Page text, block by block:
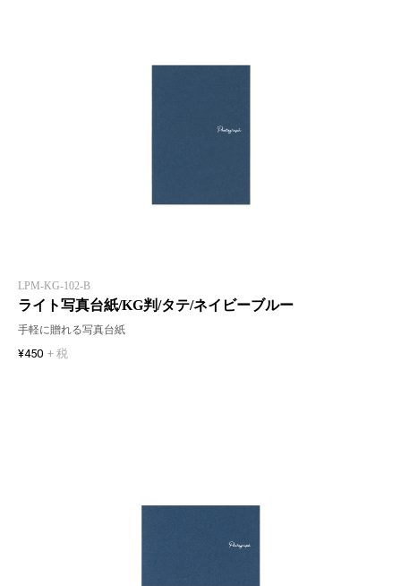
LPM-KG-102-B
ライト写真台紙/KG判/タテ/ネイビーブルー
手軽に贈れる写真台紙
¥450 + 税